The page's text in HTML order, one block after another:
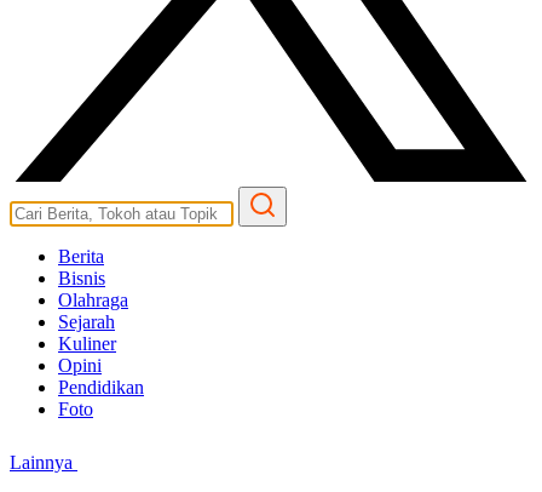
Berita
Bisnis
Olahraga
Sejarah
Kuliner
Opini
Pendidikan
Foto
Lainnya